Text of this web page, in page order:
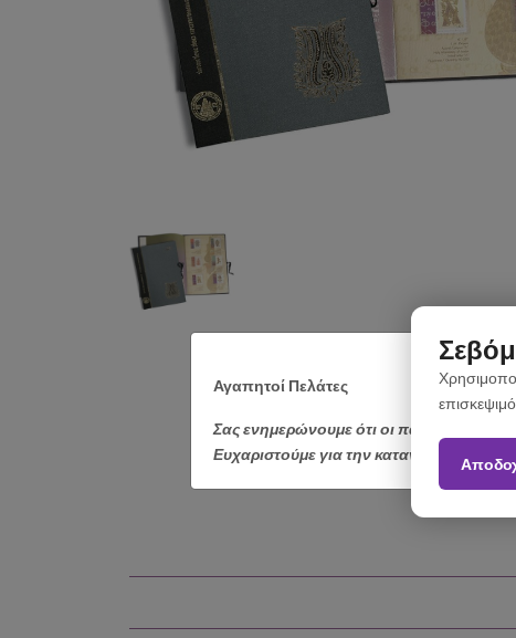
Αγαπητοί Πελάτες
Σας ενημερώνουμε ότι οι παραγγελίες
Ευχαριστούμε για την κατανόηση.